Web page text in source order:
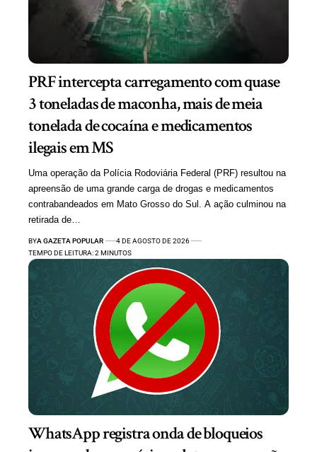
PRF intercepta carregamento com quase
3 toneladas de maconha, mais de meia
tonelada de cocaína e medicamentos
ilegais em MS
Uma operação da Polícia Rodoviária Federal (PRF) resultou na
apreensão de uma grande carga de drogas e medicamentos
contrabandeados em Mato Grosso do Sul. A ação culminou na
retirada de…
BYA GAZETA POPULAR
4 DE AGOSTO DE 2026
TEMPO DE LEITURA: 2 MINUTOS
WhatsApp registra onda de bloqueios